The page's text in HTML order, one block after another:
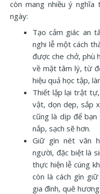
còn mang nhiều ý
ngày:
Tạo cảm giác an
nghi lễ một cách
được che chở, phù
về mặt tâm lý, từ
hiệu quả học tập,
Thiết lập lại trật tự,
vật, dọn dẹp, sắp
cũng là dịp để bạn
nắp, sạch sẽ hơn.
Giữ gìn nét văn
người, đặc biệt là
thực hiện lễ cúng
còn là cách gìn
gia đình, quê hương.